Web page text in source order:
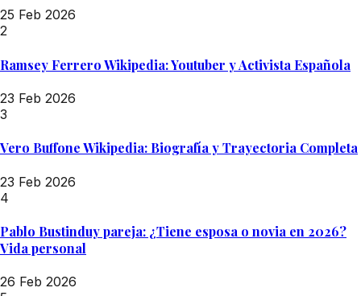
25 Feb 2026
2
Ramsey Ferrero Wikipedia: Youtuber y Activista Española
23 Feb 2026
3
Vero Buffone Wikipedia: Biografía y Trayectoria Completa
23 Feb 2026
4
Pablo Bustinduy pareja: ¿Tiene esposa o novia en 2026?
Vida personal
26 Feb 2026